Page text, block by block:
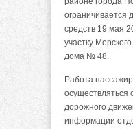
ограничивается
средств 19 мая
участку
дома № 48.
Работа
осуществляться
дорожного
информации